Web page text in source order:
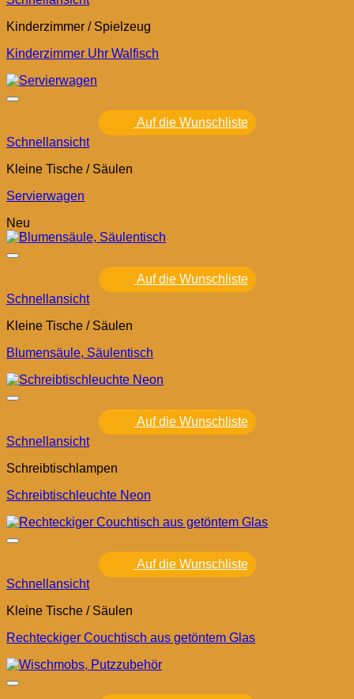
Kinderzimmer / Spielzeug
Kinderzimmer Uhr Walfisch
Auf die Wunschliste
Schnellansicht
Kleine Tische / Säulen
Servierwagen
Neu
Auf die Wunschliste
Schnellansicht
Kleine Tische / Säulen
Blumensäule, Säulentisch
Auf die Wunschliste
Schnellansicht
Schreibtischlampen
Schreibtischleuchte Neon
Auf die Wunschliste
Schnellansicht
Kleine Tische / Säulen
Rechteckiger Couchtisch aus getöntem Glas